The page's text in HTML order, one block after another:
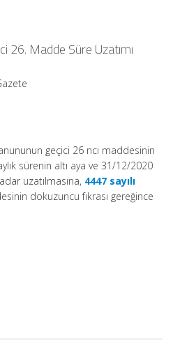
26. Madde Süre Uzatımı
geçici 26 ncı maddesinin
sürenin altı aya ve 31/12/2020
uzatılmasına, 4447 sayılı
dokuzuncu fıkrası gereğince